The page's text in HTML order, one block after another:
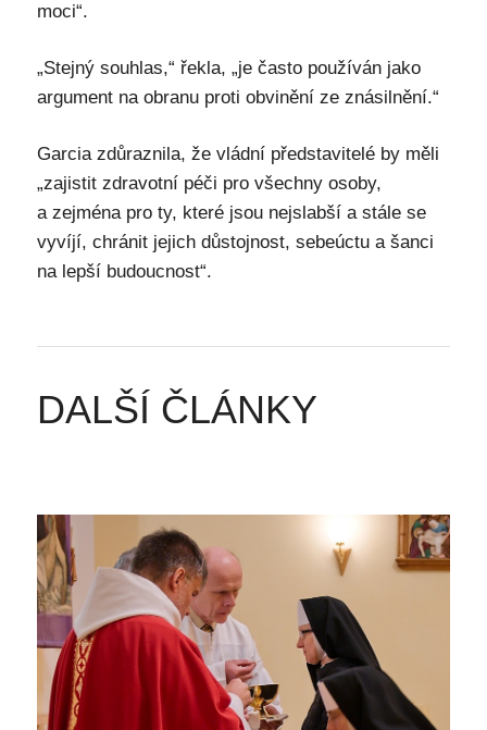
moci“.
„Stejný souhlas,“ řekla, „je často používán jako
argument na obranu proti obvinění ze znásilnění.“
Garcia zdůraznila, že vládní představitelé by měli
„zajistit zdravotní péči pro všechny osoby,
a zejména pro ty, které jsou nejslabší a stále se
vyvíjí, chránit jejich důstojnost, sebeúctu a šanci
na lepší budoucnost“.
DALŠÍ ČLÁNKY